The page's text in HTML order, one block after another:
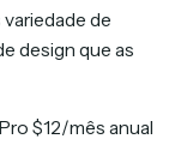
de
design que as
$12/mês anual